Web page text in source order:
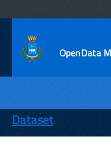
OpenData
ENTI
TEMI
Dataset